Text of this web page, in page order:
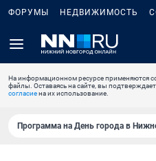
ФОРУМЫ НЕДВИЖИМОСТЬ
На информационном ресурсе применяются
файлы. Оставаясь на сайте, вы
согласиена их использование.
Программа на День города в